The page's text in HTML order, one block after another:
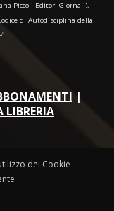
Piccoli Editori Giornali),
di Autodisciplina della
|
LIBRERIA
dei Cookie